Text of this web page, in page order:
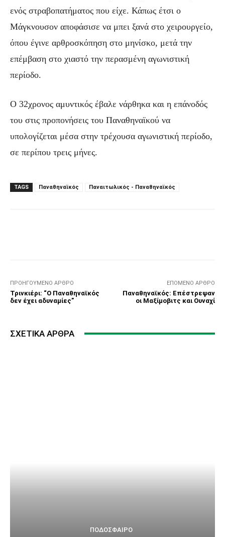
ενός στραβοπατήματος που είχε. Κάπως έτσι ο
Μάγκνουσον αποφάσισε να μπει ξανά στο χειρουργείο,
όπου έγινε αρθροσκόπηση στο μηνίσκο, μετά την
επέμβαση στο χιαστό την περασμένη αγωνιστική
περίοδο.
Ο 32χρονος αμυντικός έβαλε νάρθηκα και η επάνοδός
του στις προπονήσεις του Παναθηναϊκού να
υπολογίζεται μέσα στην τρέχουσα αγωνιστική περίοδο,
σε περίπου τρεις μήνες.
TAGS Παναθηναϊκός Παναιτωλικός - Παναθηναϊκός
ΠΡΟΗΓΟΎΜΕΝΟ ΆΡΘΡΟ
Τρινκιέρι: “Ο Παναθηναϊκός
δεν έχει αδυναμίες”
ΕΠΌΜΕΝΟ ΆΡΘΡΟ
Παναθηναϊκός: Επέστρεψαν
οι Μαξίμοβιτς και Ουναχί
ΣΧΕΤΙΚΆ ΆΡΘΡΑ
ΠΟΔΌΣΦΑΙΡΟ